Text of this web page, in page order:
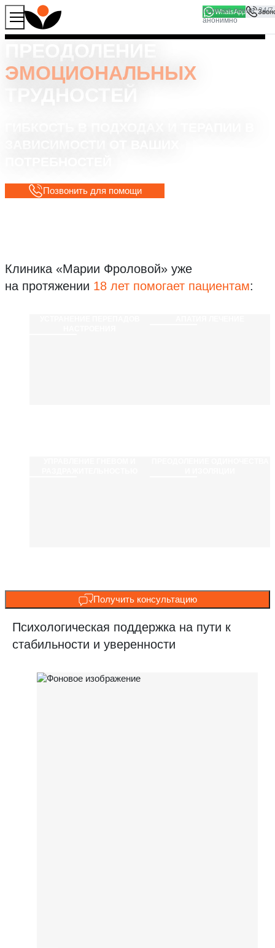
WhatsApp
ЭМОЦИОНАЛЬНЫХ
Позвонить для помощи
Клиника «Марии Фроловой» уже
на протяжении 18 лет помогает пациентам:
Получить консультацию
Психологическая поддержка на пути к
стабильности и уверенности
Продолжая работу с сайтом, вы соглашаетесь на то, что
мы используем файлы
Хорошо